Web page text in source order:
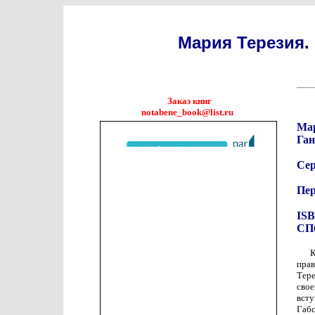
Мария Терезия.
Заказ книг
notabene_book@list.ru